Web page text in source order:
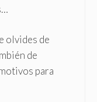
olvides de
de
para